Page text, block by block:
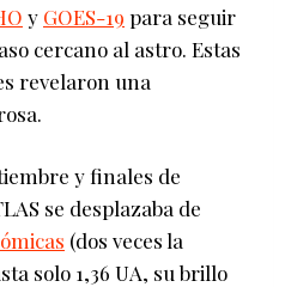
y GOES-19 para seguir
cercano al astro. Estas
revelaron una
y finales de
se desplazaba de
(dos veces la
solo 1,36 UA, su brillo